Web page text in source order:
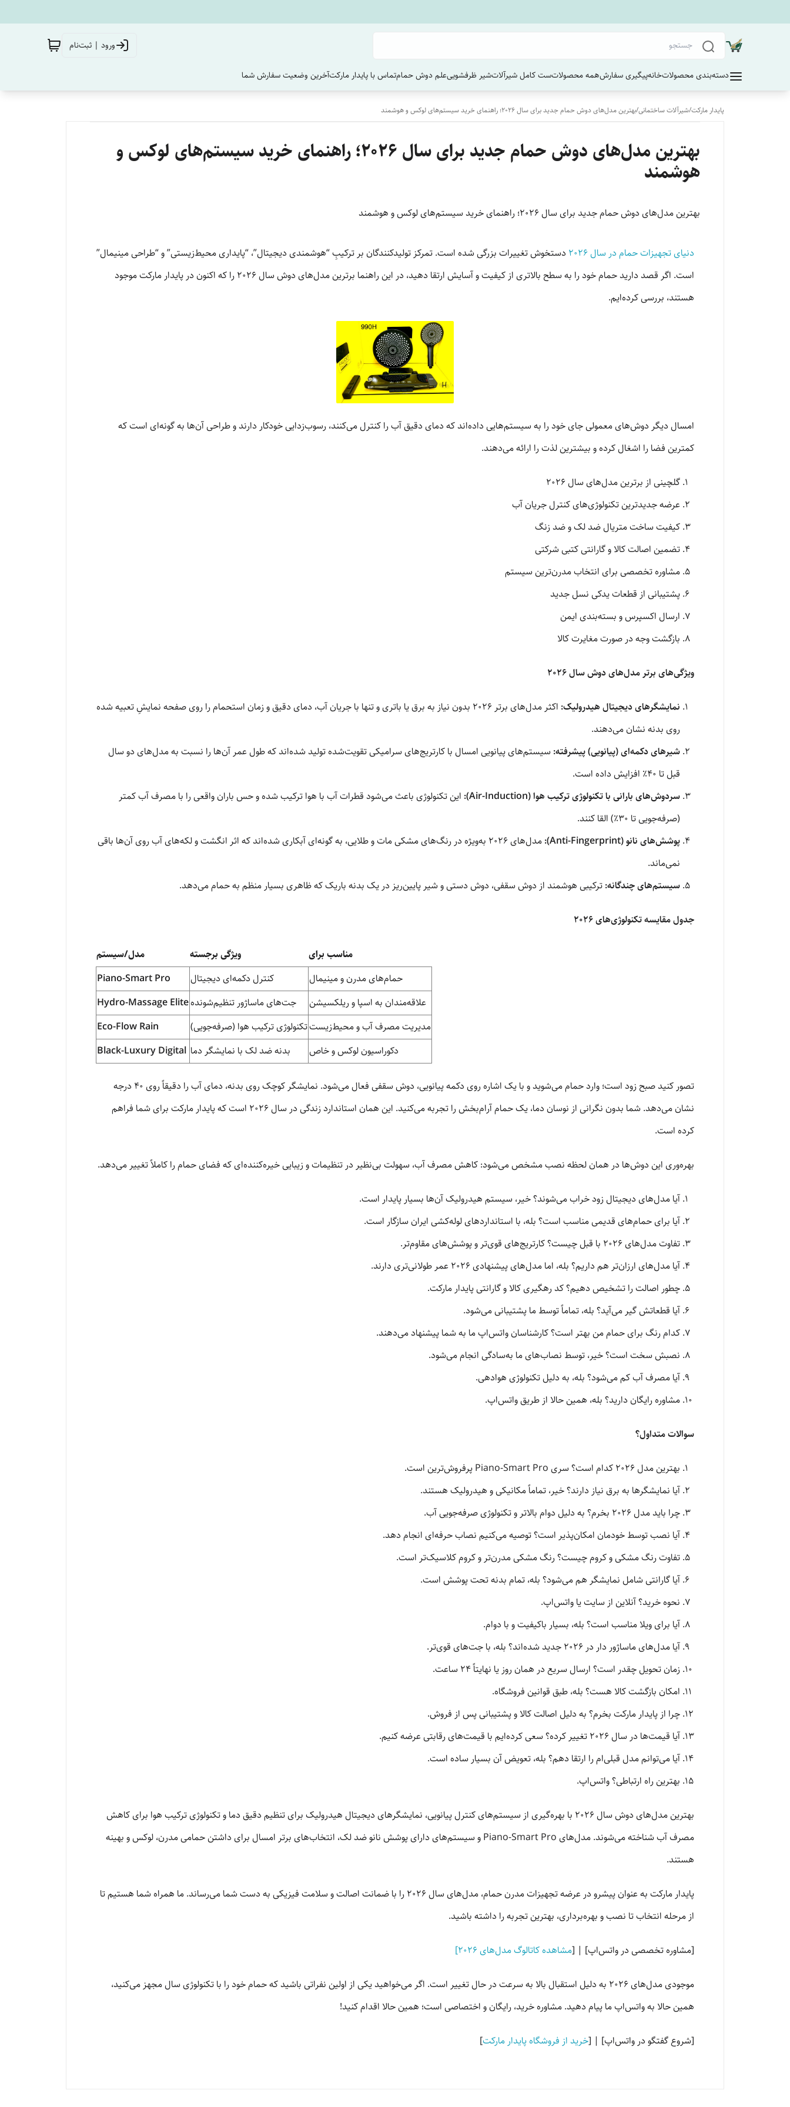
ورود | ثبت‌نام
دسته‌بندی محصولاتخانهپیگیری سفارشهمه محصولاتست کامل شیرآلاتشیر ظرفشوییعلم دوش حمامتماس با پایدار مارکتآخرین وضعیت سفارش‌ شما
پایدار مارکت/شیرآلات ساختمانی/بهترین مدل‌های دوش حمام جدید برای سال ۲۰۲۶؛ راهنمای خرید سیستم‌های لوکس و هوشمند
بهترین مدل‌های دوش حمام جدید برای سال ۲۰۲۶؛ راهنمای خرید سیستم‌های لوکس و
هوشمند
بهترین مدل‌های دوش حمام جدید برای سال ۲۰۲۶؛ راهنمای خرید سیستم‌های لوکس و هوشمند
دنیای تجهیزات حمام در سال ۲۰۲۶
دستخوش تغییرات بزرگی شده است. تمرکز تولیدکنندگان بر ترکیبِ “هوشمندی دیجیتال”، “پایداری محیط‌زیستی” و “طراحی مینیمال”
است. اگر قصد دارید حمام خود را به سطح بالاتری از کیفیت و آسایش ارتقا دهید، در این راهنما برترین مدل‌های دوش سال ۲۰۲۶ را که اکنون در پایدار مارکت موجود
هستند، بررسی کرده‌ایم.
امسال دیگر دوش‌های معمولی جای خود را به سیستم‌هایی داده‌اند که دمای دقیق آب را کنترل می‌کنند، رسوب‌زدایی خودکار دارند و طراحی آن‌ها به گونه‌ای است که
کمترین فضا را اشغال کرده و بیشترین لذت را ارائه می‌دهند.
گلچینی از برترین مدل‌های سال ۲۰۲۶
عرضه جدیدترین تکنولوژی‌های کنترل جریان آب
کیفیت ساخت متریال ضد لک و ضد زنگ
تضمین اصالت کالا و گارانتی کتبی شرکتی
مشاوره تخصصی برای انتخاب مدرن‌ترین سیستم
پشتیبانی از قطعات یدکی نسل جدید
ارسال اکسپرس و بسته‌بندی ایمن
بازگشت وجه در صورت مغایرت کالا
ویژگی‌های برتر مدل‌های دوش سال ۲۰۲۶
نمایشگرهای دیجیتال هیدرولیک:
اکثر مدل‌های برتر ۲۰۲۶ بدون نیاز به برق یا باتری و تنها با جریان آب، دمای دقیق و زمان استحمام را روی صفحه نمایشِ تعبیه شده
روی بدنه نشان می‌دهند.
شیرهای دکمه‌ای (پیانویی) پیشرفته: سیستم‌های پیانویی امسال با کارتریج‌های سرامیکی تقویت‌شده تولید شده‌اند که طول عمر آن‌ها را نسبت به مدل‌های دو سال
قبل تا ۴۰٪ افزایش داده است.
سردوش‌های بارانی با تکنولوژی ترکیب هوا (Air-Induction):
این تکنولوژی باعث می‌شود قطرات آب با هوا ترکیب شده و حس باران واقعی را با مصرف آب کمتر
(صرفه‌جویی تا ۳۰٪) القا کنند.
پوشش‌های نانو (Anti-Fingerprint):
مدل‌های ۲۰۲۶ به‌ویژه در رنگ‌های مشکی مات و طلایی، به گونه‌ای آبکاری شده‌اند که اثر انگشت و لکه‌های آب روی آن‌ها باقی
نمی‌ماند.
سیستم‌های چندگانه: ترکیبی هوشمند از دوش سقفی، دوش دستی و شیر پایین‌ریز در یک بدنه باریک که ظاهری بسیار منظم به حمام می‌دهد.
جدول مقایسه تکنولوژی‌های ۲۰۲۶
مدل/سیستم ویژگی برجسته
مناسب برای
Piano-Smart Pro
کنترل دکمه‌ای دیجیتال
حمام‌های مدرن و مینیمال
Hydro-Massage Eliteجت‌های ماساژور تنظیم‌شونده
علاقه‌مندان به اسپا و ریلکسیشن
Eco-Flow Rain
تکنولوژی ترکیب هوا (صرفه‌جویی)مدیریت مصرف آب و محیط‌زیست
Black-Luxury Digital بدنه ضد لک با نمایشگر دما دکوراسیون لوکس و خاص
تصور کنید صبح زود است؛ وارد حمام می‌شوید و با یک اشاره روی دکمه پیانویی، دوش سقفی فعال می‌شود. نمایشگر کوچک روی بدنه، دمای آب را دقیقاً روی ۴۰ درجه
نشان می‌دهد. شما بدون نگرانی از نوسان دما، یک حمام آرام‌بخش را تجربه می‌کنید. این همان استاندارد زندگی در سال ۲۰۲۶ است که پایدار مارکت برای شما فراهم
کرده است.
بهره‌وری این دوش‌ها در همان لحظه نصب مشخص می‌شود: کاهش مصرف آب، سهولت بی‌نظیر در تنظیمات و زیبایی خیره‌کننده‌ای که فضای حمام را کاملاً تغییر می‌دهد.
آیا مدل‌های دیجیتال زود خراب می‌شوند؟ خیر، سیستم هیدرولیک آن‌ها بسیار پایدار است.
آیا برای حمام‌های قدیمی مناسب است؟ بله، با استانداردهای لوله‌کشی ایران سازگار است.
تفاوت مدل‌های ۲۰۲۶ با قبل چیست؟ کارتریج‌های قوی‌تر و پوشش‌های مقاوم‌تر.
آیا مدل‌های ارزان‌تر هم داریم؟ بله، اما مدل‌های پیشنهادی ۲۰۲۶ عمر طولانی‌تری دارند.
چطور اصالت را تشخیص دهیم؟ کد رهگیری کالا و گارانتی پایدار مارکت.
آیا قطعاتش گیر می‌آید؟ بله، تماماً توسط ما پشتیبانی می‌شود.
کدام رنگ برای حمام من بهتر است؟ کارشناسان واتس‌اپ ما به شما پیشنهاد می‌دهند.
نصبش سخت است؟ خیر، توسط نصاب‌های ما به‌سادگی انجام می‌شود.
آیا مصرف آب کم می‌شود؟ بله، به دلیل تکنولوژی هوادهی.
مشاوره رایگان دارید؟ بله، همین حالا از طریق واتس‌اپ.
سوالات متداول؟
بهترین مدل ۲۰۲۶ کدام است؟ سری Piano-Smart Pro پرفروش‌ترین است.
آیا نمایشگرها به برق نیاز دارند؟ خیر، تماماً مکانیکی و هیدرولیک هستند.
چرا باید مدل ۲۰۲۶ بخرم؟ به دلیل دوام بالاتر و تکنولوژی صرفه‌جویی آب.
آیا نصب توسط خودمان امکان‌پذیر است؟ توصیه می‌کنیم نصاب حرفه‌ای انجام دهد.
تفاوت رنگ مشکی و کروم چیست؟ رنگ مشکی مدرن‌تر و کروم کلاسیک‌تر است.
آیا گارانتی شامل نمایشگر هم می‌شود؟ بله، تمام بدنه تحت پوشش است.
نحوه خرید؟ آنلاین از سایت یا واتس‌اپ.
آیا برای ویلا مناسب است؟ بله، بسیار باکیفیت و با دوام.
آیا مدل‌های ماساژور دار در ۲۰۲۶ جدید شده‌اند؟ بله، با جت‌های قوی‌تر.
زمان تحویل چقدر است؟ ارسال سریع در همان روز یا نهایتاً ۲۴ ساعت.
امکان بازگشت کالا هست؟ بله، طبق قوانین فروشگاه.
چرا از پایدار مارکت بخرم؟ به دلیل اصالت کالا و پشتیبانی پس از فروش.
آیا قیمت‌ها در سال ۲۰۲۶ تغییر کرده؟ سعی کرده‌ایم با قیمت‌های رقابتی عرضه کنیم.
آیا می‌توانم مدل قبلی‌ام را ارتقا دهم؟ بله، تعویض آن بسیار ساده است.
بهترین راه ارتباطی؟ واتس‌اپ.
بهترین مدل‌های دوش سال ۲۰۲۶ با بهره‌گیری از سیستم‌های کنترل پیانویی، نمایشگرهای دیجیتال هیدرولیک برای تنظیم دقیق دما و تکنولوژی ترکیب هوا برای کاهش
مصرف آب شناخته می‌شوند. مدل‌های Piano-Smart Pro و سیستم‌های دارای پوشش نانو ضد لک، انتخاب‌های برتر امسال برای داشتن حمامی مدرن، لوکس و بهینه
هستند.
پایدار مارکت به عنوان پیشرو در عرضه تجهیزات مدرن حمام، مدل‌های سال ۲۰۲۶ را با ضمانت اصالت و سلامت فیزیکی به دست شما می‌رساند. ما همراه شما هستیم تا
از مرحله انتخاب تا نصب و بهره‌برداری، بهترین تجربه را داشته باشید.
[مشاوره تخصصی در واتس‌اپ] | [مشاهده کاتالوگ مدل‌های ۲۰۲۶]
موجودی مدل‌های ۲۰۲۶ به دلیل استقبال بالا به سرعت در حال تغییر است. اگر می‌خواهید یکی از اولین نفراتی باشید که حمام خود را با تکنولوژی سال مجهز می‌کنید،
همین حالا به واتس‌اپ ما پیام دهید. مشاوره خرید، رایگان و اختصاصی است؛ همین حالا اقدام کنید!
[شروع گفتگو در واتس‌اپ] | [خرید از فروشگاه پایدار مارکت]